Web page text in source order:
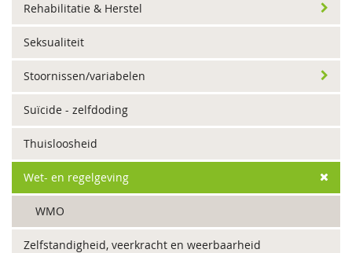
Rehabilitatie & Herstel
Seksualiteit
Stoornissen/variabelen
Suïcide - zelfdoding
Thuisloosheid
Wet- en regelgeving
WMO
Zelfstandigheid, veerkracht en weerbaarheid